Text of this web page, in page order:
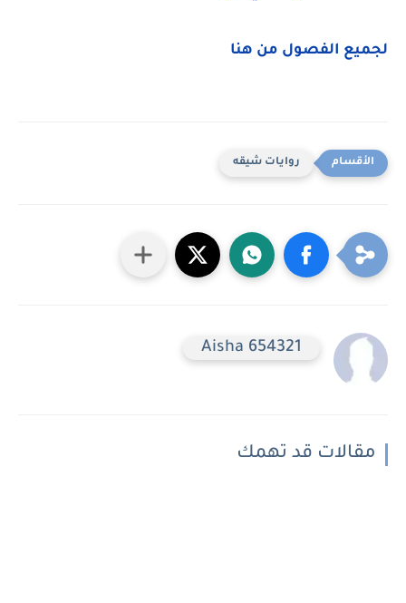
لجميع الفصول من هنا
روايات شيقه
Aisha 654321
مقالات قد تهمك